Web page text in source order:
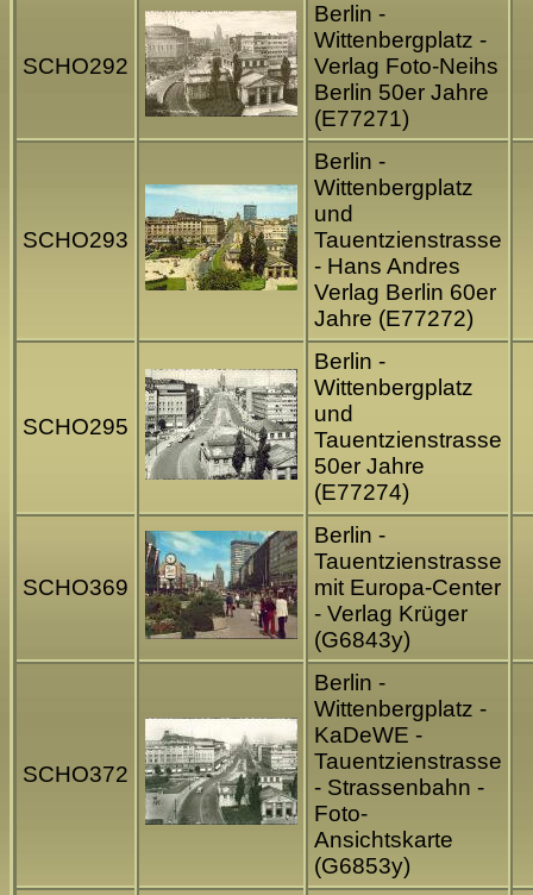
SCHO292
Berlin -
Wittenbergplatz -
Verlag Foto-Neihs
Berlin 50er Jahre
(E77271)
SCHO293
Berlin -
Wittenbergplatz
und
Tauentzienstrasse
- Hans Andres
Verlag Berlin 60er
Jahre (E77272)
SCHO295
Berlin -
Wittenbergplatz
und
Tauentzienstrasse
50er Jahre
(E77274)
SCHO369
Berlin -
Tauentzienstrasse
mit Europa-Center
- Verlag Krüger
(G6843y)
SCHO372
Berlin -
Wittenbergplatz -
KaDeWE -
Tauentzienstrasse
- Strassenbahn -
Foto-
Ansichtskarte
(G6853y)